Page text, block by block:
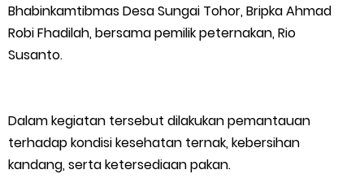
Kepulauan Meranti, Edukasi Anak TK Selamatkan Mangrove
RSUD Selatpanjang
Bhabinkamtibmas Desa Sungai Tohor, Bripka Ahmad
Robi Fhadilah, bersama pemilik peternakan, Rio
Susanto.
Dalam kegiatan tersebut dilakukan pemantauan
terhadap kondisi kesehatan ternak, kebersihan
kandang, serta ketersediaan pakan.